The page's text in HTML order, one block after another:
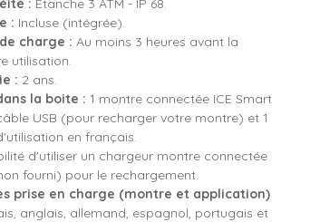
: Etanche 3 ATM - IP 68.
: Incluse (intégrée).
charge : Au moins 3 heures avant la
utilisation.
: 2 ans.
la boite : 1 montre connectée ICE Smart
USB (pour recharger votre montre) et 1
en français.
d'utiliser un chargeur montre connectée
fourni) pour le rechargement.
prise en charge (montre et application)
anglais, allemand, espagnol, portugais et